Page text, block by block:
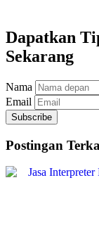
Dapatkan
Sekarang
Nama
Email
Subscribe
Postingan